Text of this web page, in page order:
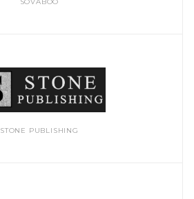
STONE PUBLISHING